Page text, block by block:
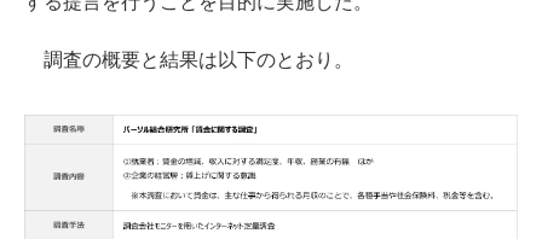
調査の概要と結果は以下のとおり。